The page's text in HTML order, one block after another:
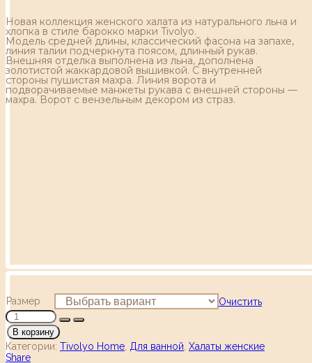
Новая коллекция женского халата из натурального льна и
хлопка в стиле барокко марки Tivolyo.
Модель средней длины, классический фасона на запахе,
линия талии подчеркнута поясом, длинный рукав.
Внешняя отделка выполнена из льна, дополнена
золотистой жаккардовой вышивкой. С внутренней
стороны пушистая махра. Линия ворота и
подворачиваемые манжеты рукава с внешней стороны —
махра. Ворот с вензельным декором из страз.
Размер Очистить
В корзину
Категории: Tivolyo Home Для ванной Халаты женские
Share